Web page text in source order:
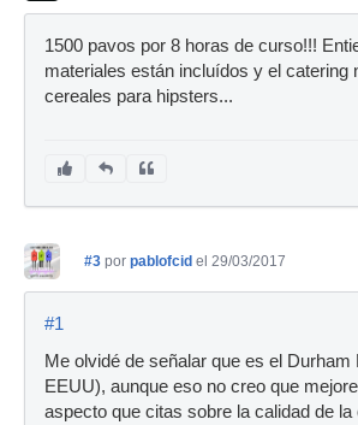
1500 pavos por 8 horas de curso!!!
materiales están incluídos y el catering
cereales para hipsters...
#3 por pablofcid el 29/03/2017
#1
Me olvidé de señalar que es el Durham
EEUU), aunque eso no creo que
aspecto que citas sobre la calidad de la